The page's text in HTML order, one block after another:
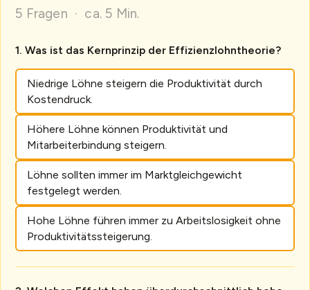
5 Fragen · ca. 5 Min.
Was ist das Kernprinzip der Effizienzlohntheorie?
Niedrige Löhne steigern die Produktivität durch
Kostendruck.
Höhere Löhne können Produktivität und
Mitarbeiterbindung steigern.
Löhne sollten immer im Marktgleichgewicht
festgelegt werden.
Hohe Löhne führen immer zu Arbeitslosigkeit ohne
Produktivitätssteigerung.